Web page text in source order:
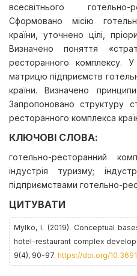
всесвітнього готельно-
Сформовано місію
країни, уточнено цілі,
Визначено поняття
ресторанного комплексу.
матрицю підприємств
країни. Визначено
Запропоновано структуру
ресторанного комплекса
КЛЮЧОВІ СЛОВА:
готельно-ресторанний
індустрія туризму;
підприємствами готельно-
ЦИТУВАТИ
Mylko, І. (2019). Conceptual
hotel-restaurant complex
9(4), 90-97. https://doi.org/